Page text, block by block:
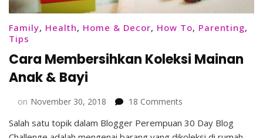
Family, Health, Home & Decor, How To, Parenting,
Tips
Cara Membersihkan Koleksi Mainan
Anak & Bayi
on November 30, 2018 18 Comments
Membersihkan
Salah satu topik dalam Blogger Perempuan 30 Day Blog